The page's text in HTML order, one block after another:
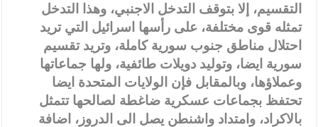
التقسيم، إلا بتوقف التدخل الاجنبي، وهذا التدخل
تمثله قوى مختلفة، على رأسها اسرائيل التي تريد
احتلال مناطق جنوب سورية كاملة، وتريد تقسيم
سورية ايضا، وتوليد دويلات طائفية، ولها جماعاتها
وعملاؤها، وبالمقابل فإن الولايات المتحدة ايضا
تحتفظ بجماعات عسكرية ضاغطة لصالحها تتمثل
بالاكراد، وامتداد واشنطن يصل الى الدروز، اضافة